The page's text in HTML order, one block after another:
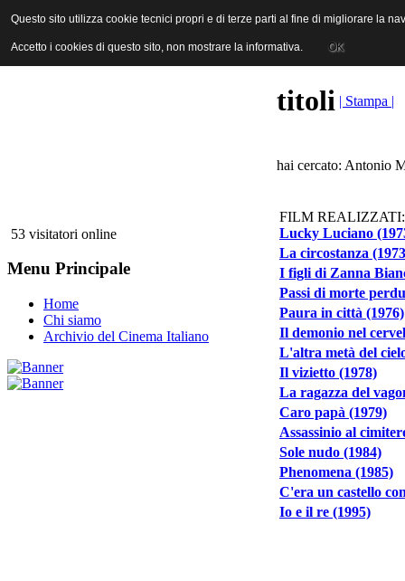
ANICA | Associazione Nazionale Industrie Cinematografiche
53 visitatori online
Menu Principale
Home
Chi siamo
Archivio del Cinema Italiano
titoli | Stampa |
hai cercato: Antonio
FILM REALIZZATI:
Lucky Luciano
La circostanza
I figli di Zanna
Passi di morte
Paura in città (1976)
Il demonio nel
L'altra metà del
Il vizietto (1978)
La ragazza del
Caro papà (1979)
Assassinio al
Sole nudo (1984)
Phenomena (1985)
C'era un castello
Io e il re (1995)
Questo sito utilizza cookie tecnici propri e di terze parti al fine di migliorare la
Accetto i cookies di questo sito, non mostrare la informativa. OK
Questo sito utilizza cookie tecnici propri e di terze parti al fine di migliorare la
Accetto i cookies di questo sito, non mostrare la informativa. OK